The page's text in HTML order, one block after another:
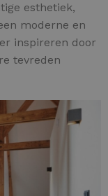
esthetiek,
moderne en
inspireren door
tevreden